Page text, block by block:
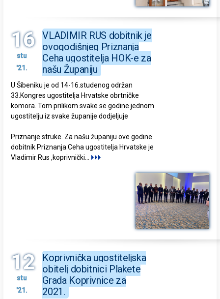
16
stu
'21.
VLADIMIR RUS dobitnik je
ovogodišnjeg Priznanja
Ceha ugostitelja HOK-e za
našu Županiju
U Šibeniku je od 14-16.studenog održan
33.Kongres ugostitelja Hrvatske obrtničke
komora. Tom prilikom svake se godine jednom
ugostitelju iz svake županije dodjeljuje
Priznanje struke. Za našu županiju ove godine
dobitnik Priznanja Ceha ugostitelja Hrvatske je
Vladimir Rus ,koprivnički
12
stu
'21.
Koprivnička ugostiteljska
obitelj dobitnici Plakete
Grada Koprivnice za
2021.